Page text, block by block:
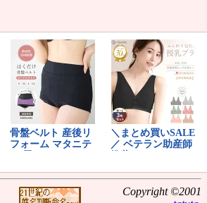
Copyright ©2001